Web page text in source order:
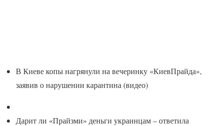
В Киеве копы нагрянули на вечеринку «КиевПрайда»,
заявив о нарушении карантина (видео)
Дарит ли «Прайзми» деньги украинцам – ответила